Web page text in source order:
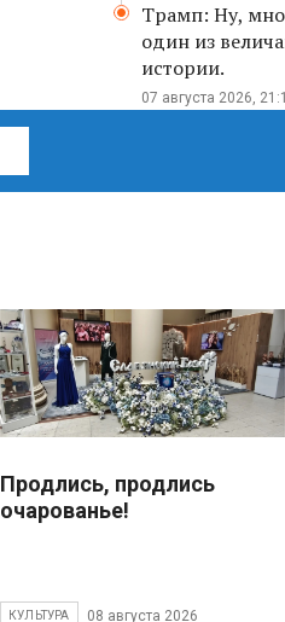
Трамп: Ну,
один из
истории.
07 августа 2026,
Продлись, продлись
очарованье!
КУЛЬТУРА 08 августа 2026